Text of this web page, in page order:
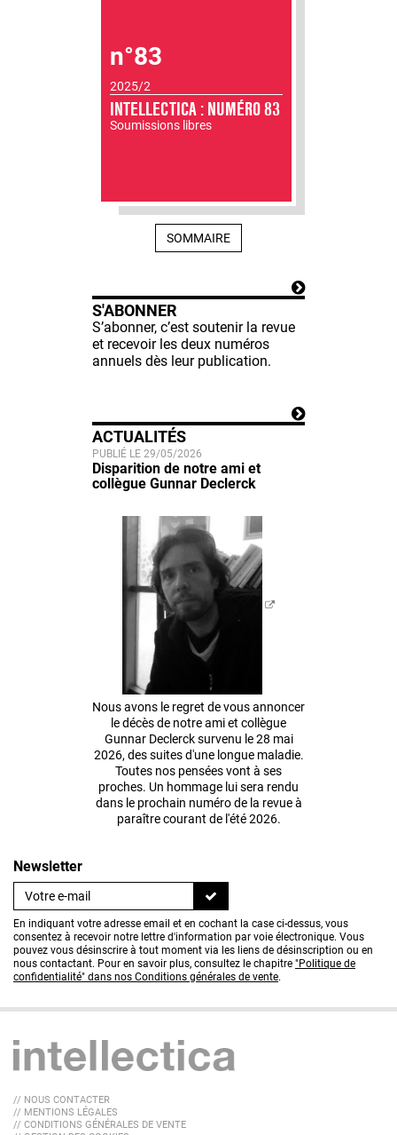
n°83
2025/2
INTELLECTICA : NUMÉRO 83
Soumissions libres
SOMMAIRE
S'ABONNER
S’abonner, c’est soutenir la revue
et recevoir les deux numéros
annuels dès leur publication.
ACTUALITÉS
PUBLIÉ LE 29/05/2026
Disparition de notre ami et
collègue Gunnar Declerck
Nous avons le regret de vous annoncer
le décès de notre ami et collègue
Gunnar Declerck survenu le 28 mai
2026, des suites d'une longue maladie.
Toutes nos pensées vont à ses
proches. Un hommage lui sera rendu
dans le prochain numéro de la revue à
paraître courant de l'été 2026.
Newsletter
En indiquant votre adresse email et en cochant la case ci-dessus, vous
consentez à recevoir notre lettre d'information par voie électronique. Vous
pouvez vous désinscrire à tout moment via les liens de désinscription ou en
nous contactant. Pour en savoir plus, consultez le chapitre "Politique de
confidentialité" dans nos Conditions générales de vente.
// NOUS CONTACTER
// MENTIONS LÉGALES
// CONDITIONS GÉNÉRALES DE VENTE